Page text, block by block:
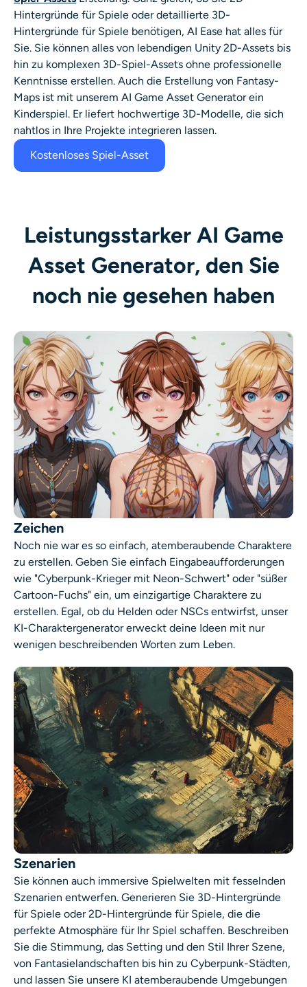
Hintergründe für Spiele oder detaillierte 3D-
Hintergründe für Spiele benötigen, AI Ease hat alles für
Sie. Sie können alles von lebendigen Unity 2D-Assets bis
hin zu komplexen 3D-Spiel-Assets ohne professionelle
Kenntnisse erstellen. Auch die Erstellung von Fantasy-
Maps ist mit unserem AI Game Asset Generator ein
Kinderspiel. Er liefert hochwertige 3D-Modelle, die sich
nahtlos in Ihre Projekte integrieren lassen.
Kostenloses Spiel-Asset
Leistungsstarker AI Game
Asset Generator, den Sie
noch nie gesehen haben
Zeichen
Noch nie war es so einfach, atemberaubende Charaktere
zu erstellen. Geben Sie einfach Eingabeaufforderungen
wie "Cyberpunk-Krieger mit Neon-Schwert" oder "süßer
Cartoon-Fuchs" ein, um einzigartige Charaktere zu
erstellen. Egal, ob du Helden oder NSCs entwirfst, unser
KI-Charaktergenerator erweckt deine Ideen mit nur
wenigen beschreibenden Worten zum Leben.
Szenarien
Sie können auch immersive Spielwelten mit fesselnden
Szenarien entwerfen. Generieren Sie 3D-Hintergründe
für Spiele oder 2D-Hintergründe für Spiele, die die
perfekte Atmosphäre für Ihr Spiel schaffen. Beschreiben
Sie die Stimmung, das Setting und den Stil Ihrer Szene,
von Fantasielandschaften bis hin zu Cyberpunk-Städten,
und lassen Sie unsere KI atemberaubende Umgebungen